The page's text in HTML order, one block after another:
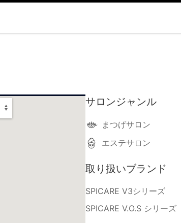
サロンジャンル
まつげサロン
エステサロン
取り扱いブランド
SPICARE V3シリーズ
SPICARE V.O.S シリーズ